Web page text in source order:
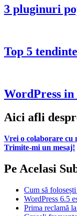
3 pluginuri
Top 5
WordPress
Aici afli
Vrei o colaborare cu
Trimite-mi un mesaj!
Pe Acelasi
Cum să
WordPress 6.5
Prima reclamă